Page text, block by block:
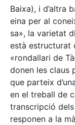
Baixa), i d’altra
eina per al
sa», la varietat
està estructurat
«rondallari de
donen les claus
que parteix
en el treball de
transcripció
responen a la